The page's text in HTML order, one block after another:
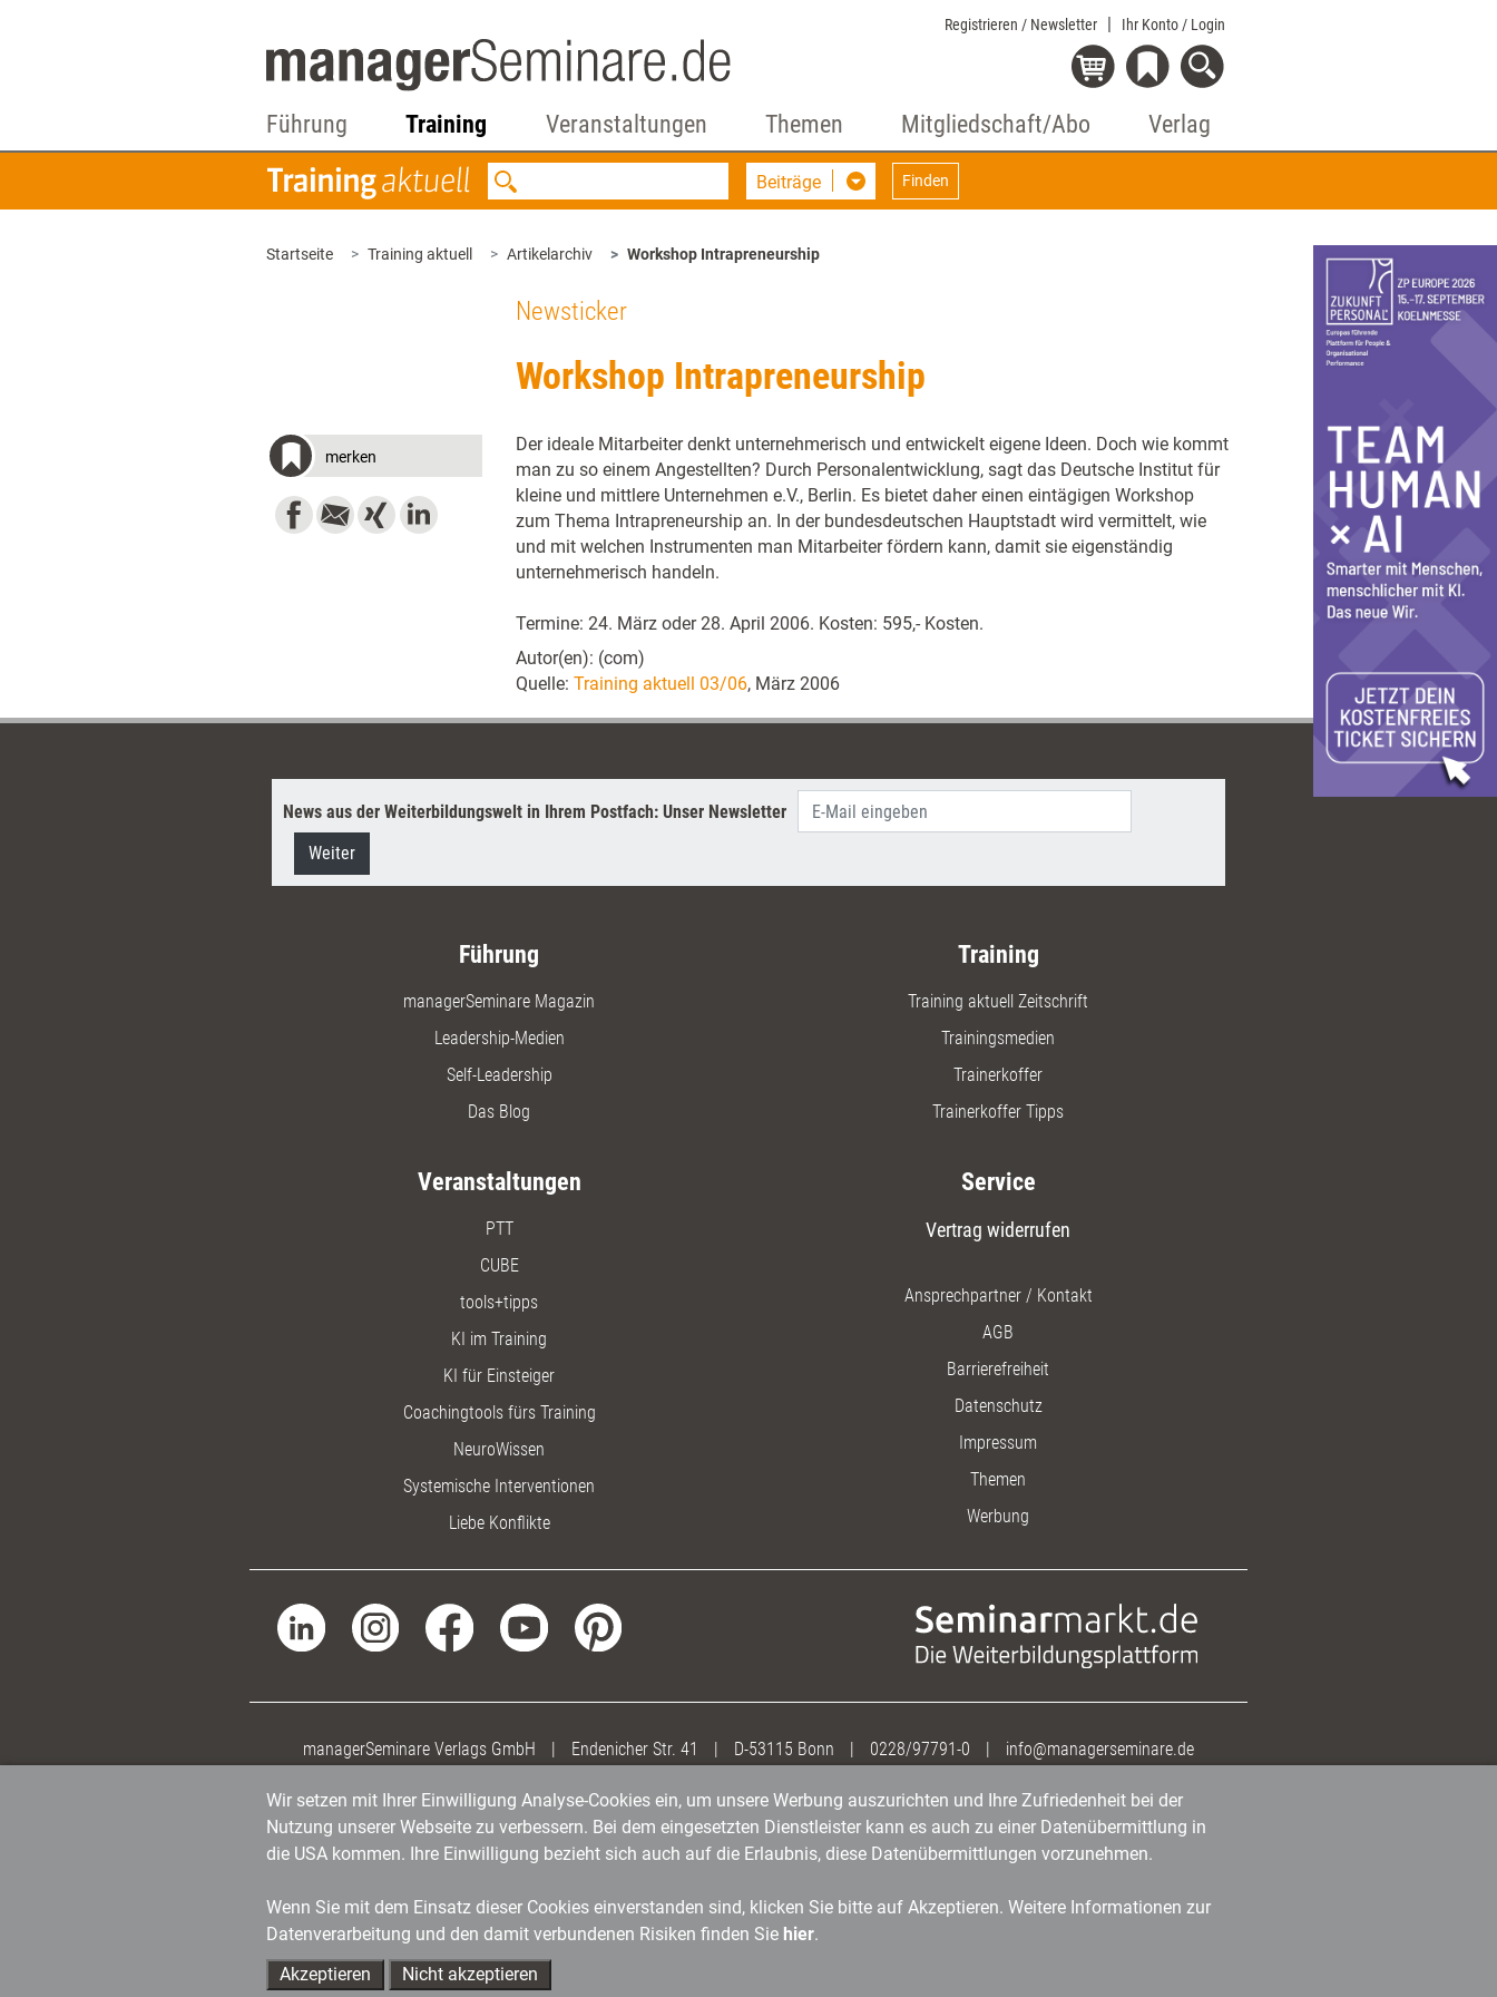
Registrieren / Newsletter Ihr Konto / Login
Führung Training Veranstaltungen Themen Mitgliedschaft/Abo Verlag
Beiträge Finden
Startseite Training aktuell Artikelarchiv Workshop Intrapreneurship
Newsticker
Workshop Intrapreneurship
merken
Der ideale Mitarbeiter denkt unternehmerisch und entwickelt eigene Ideen. Doch wie kommt
man zu so einem Angestellten? Durch Personalentwicklung, sagt das Deutsche Institut für
kleine und mittlere Unternehmen e.V., Berlin. Es bietet daher einen eintägigen Workshop
zum Thema Intrapreneurship an. In der bundesdeutschen Hauptstadt wird vermittelt, wie
und mit welchen Instrumenten man Mitarbeiter fördern kann, damit sie eigenständig
unternehmerisch handeln.
Termine: 24. März oder 28. April 2006. Kosten: 595,- Kosten.
Autor(en): (com)
Quelle: Training aktuell 03/06, März 2006
News aus der Weiterbildungswelt in Ihrem Postfach: Unser Newsletter
Weiter
Führung
managerSeminare Magazin
Leadership-Medien
Self-Leadership
Das Blog
Training
Training aktuell Zeitschrift
Trainingsmedien
Trainerkoffer
Trainerkoffer Tipps
Veranstaltungen
PTT
CUBE
tools+tipps
KI im Training
KI für Einsteiger
Coachingtools fürs Training
NeuroWissen
Systemische Interventionen
Liebe Konflikte
Service
Vertrag widerrufen
Ansprechpartner / Kontakt
AGB
Barrierefreiheit
Datenschutz
Impressum
Themen
Werbung
managerSeminare Verlags GmbH | Endenicher Str. 41 | D-53115 Bonn | 0228/97791-0 | info@managerseminare.de
Wir setzen mit Ihrer Einwilligung Analyse-Cookies ein, um unsere Werbung auszurichten und Ihre Zufriedenheit bei der
Nutzung unserer Webseite zu verbessern. Bei dem eingesetzten Dienstleister kann es auch zu einer Datenübermittlung in
die USA kommen. Ihre Einwilligung bezieht sich auch auf die Erlaubnis, diese Datenübermittlungen vorzunehmen.
Wenn Sie mit dem Einsatz dieser Cookies einverstanden sind, klicken Sie bitte auf Akzeptieren. Weitere Informationen zur
Datenverarbeitung und den damit verbundenen Risiken finden Sie hier.
Akzeptieren
Nicht akzeptieren